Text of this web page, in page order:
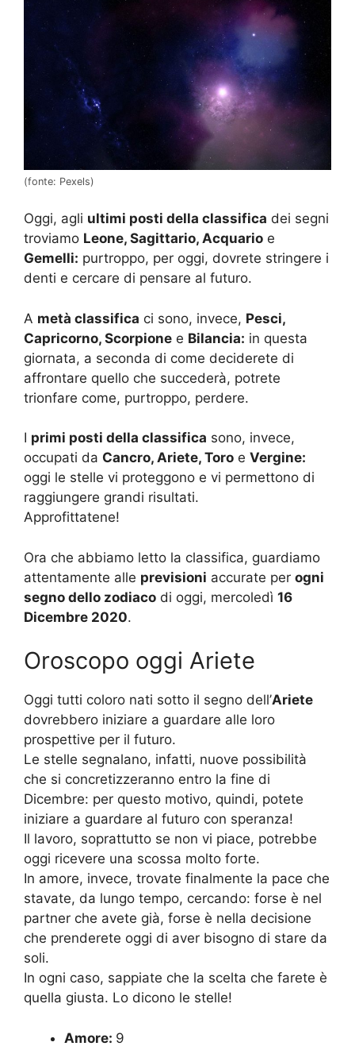
(fonte: Pexels)
Oggi, agli ultimi posti della classifica dei segni
troviamo Leone, Sagittario, Acquario e
Gemelli: purtroppo, per oggi, dovrete stringere i
denti e cercare di pensare al futuro.
A metà classifica ci sono, invece, Pesci,
Capricorno, Scorpione e Bilancia: in questa
giornata, a seconda di come deciderete di
affrontare quello che succederà, potrete
trionfare come, purtroppo, perdere.
I primi posti della classifica sono, invece,
occupati da Cancro, Ariete, Toro e Vergine:
oggi le stelle vi proteggono e vi permettono di
raggiungere grandi risultati.
Approfittatene!
Ora che abbiamo letto la classifica, guardiamo
attentamente alle previsioni accurate per ogni
segno dello zodiaco di oggi, mercoledì 16
Dicembre 2020.
Oroscopo oggi Ariete
Oggi tutti coloro nati sotto il segno dell’Ariete
dovrebbero iniziare a guardare alle loro
prospettive per il futuro.
Le stelle segnalano, infatti, nuove possibilità
che si concretizzeranno entro la fine di
Dicembre: per questo motivo, quindi, potete
iniziare a guardare al futuro con speranza!
Il lavoro, soprattutto se non vi piace, potrebbe
oggi ricevere una scossa molto forte.
In amore, invece, trovate finalmente la pace che
stavate, da lungo tempo, cercando: forse è nel
partner che avete già, forse è nella decisione
che prenderete oggi di aver bisogno di stare da
soli.
In ogni caso, sappiate che la scelta che farete è
quella giusta. Lo dicono le stelle!
Amore: 9